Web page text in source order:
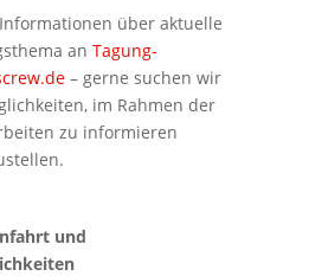
über aktuelle
an Tagung-
– gerne suchen wir
im Rahmen der
zu informieren
und